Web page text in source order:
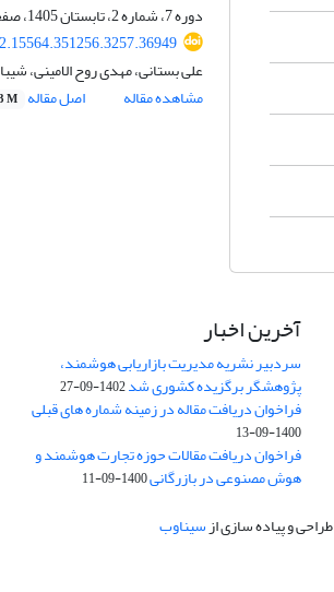
دوره 7، شماره 2، تابستان 1405، صفحه
علی بستانی، مهدی روح الامینی،
مشاهده مقاله
اصل مقاله M
آخرین اخبار
سردبیر نشریه مدیریت بازاریابی هوشمند،
پژوهشگر برگزیده کشوری شد1402-09-27
فراخوان دریافت مقاله در زمینه شماره های قبلی
1400-09-13
فراخوان دریافت مقالات حوزه تجارت هوشمند و
هوش مصنوعی در بازرگانی1400-09-11
طراحی و پیاده سازی ازسیناوب